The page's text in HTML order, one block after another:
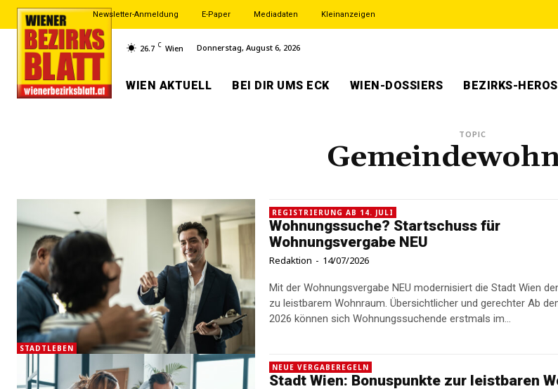
Newsletter-Anmeldung E-Paper Mediadaten Kleinanzeigen
26.7 C Wien Donnerstag, August 6, 2026
WIEN AKTUELL BEI DIR UMS ECK WIEN-DOSSIERS BEZIRKS-HEROS
TOPIC
STADTLEBEN
REGISTRIERUNG AB 14. JULI
Wohnungssuche? Startschuss für
Wohnungsvergabe NEU
Redaktion - 14/07/2026
Mit der Wohnungsvergabe NEU modernisiert die Stadt Wien
zu leistbarem Wohnraum. Übersichtlicher und gerechter Ab dem 14. Juli
2026 können sich Wohnungssuchende erstmals im...
NEUE VERGABEREGELN
Stadt Wien: Bonuspunkte zur leistbaren